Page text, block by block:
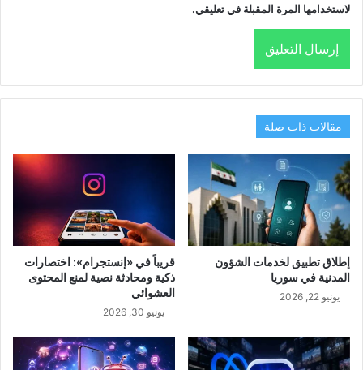
لاستخدامها المرة المقبلة في تعليقي.
مقالات ذات صلة
إطلاق تطبيق لخدمات الشؤون
المدنية في سوريا
يونيو 22, 2026
قريباً في «إنستجرام»: اختصارات
ذكية ومحادثة نصية لمنع المحتوى
العشوائي
يونيو 30, 2026